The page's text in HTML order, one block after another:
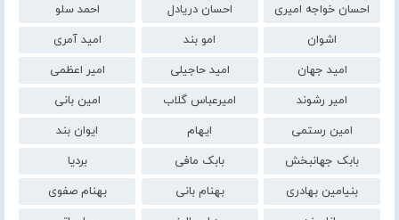
احسان خواجه امیری
احسان دریادل
احمد سلو
اشوان
امو بند
امید آمری
امید جهان
امید حاجیلی
امیر اعظمی
امیر رشوند
امیرعباس گلاب
امین بانی
امین رستمی
ایهام
ایوان بند
بابک جهانبخش
بابک مافی
بردیا
بنیامین بهادری
بهنام بانی
بهنام صفوی